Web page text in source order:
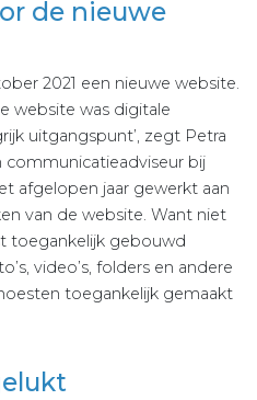
de nieuwe
2021 een nieuwe website.
website was digitale
uitgangspunt’, zegt Petra
bij
afgelopen jaar gewerkt aan
van de website. Want niet
toegankelijk gebouwd
video’s, folders en andere
toegankelijk gemaakt